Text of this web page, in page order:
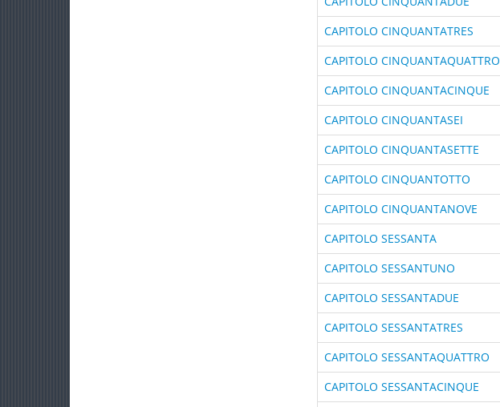
CAPITOLO CINQUANTATRES
CAPITOLO CINQUANTAQUATTRO
CAPITOLO CINQUANTACINQUE
CAPITOLO CINQUANTASEI
CAPITOLO CINQUANTASETTE
CAPITOLO CINQUANTOTTO
CAPITOLO CINQUANTANOVE
CAPITOLO SESSANTA
CAPITOLO SESSANTUNO
CAPITOLO SESSANTADUE
CAPITOLO SESSANTATRES
CAPITOLO SESSANTAQUATTRO
CAPITOLO SESSANTACINQUE